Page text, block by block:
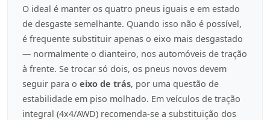
O ideal é manter os quatro pneus iguais e em estado
de desgaste semelhante. Quando isso não é possível,
é frequente substituir apenas o eixo mais desgastado
— normalmente o dianteiro, nos automóveis de tração
à frente. Se trocar só dois, os pneus novos devem
seguir para o eixo de trás, por uma questão de
estabilidade em piso molhado. Em veículos de tração
integral (4x4/AWD) recomenda-se a substituição dos